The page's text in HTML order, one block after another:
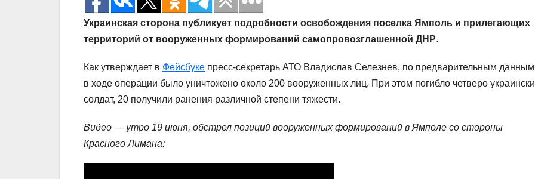
Украинская сторона публикует подробности освобождения поселка Ямполь и прилегающих
территорий от вооруженных формирований самопровозглашенной ДНР.
Как утверждает в Фейсбуке пресс-секретарь АТО Владислав Селезнев, по предварительным
в ходе операции было уничтожено около 200 вооруженных лиц. При этом погибло четверо
солдат, 20 получили ранения различной степени тяжести.
Видео — утро 19 июня, обстрел позиций вооруженных формирований в Ямполе со стороны
Красного Лимана: